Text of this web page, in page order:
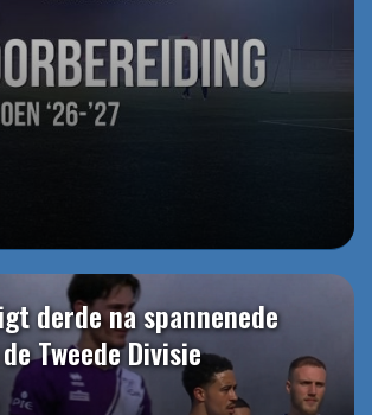
derde na spannenede
Tweede Divisie